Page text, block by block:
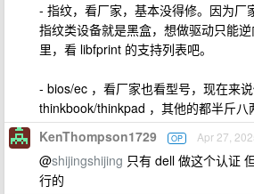
- 指纹，看厂家，基本没得修。因为厂
指纹类设备就是黑盒，想做驱动只能
里，看 libfprint 的支持列表吧。
- bios/ec ，看厂家也看型号，现在来
thinkbook/thinkpad ，其他的都半斤八
KenThompson1729 OP Apr 27,
@shijingshijing 只有 dell 做这个认证
行的